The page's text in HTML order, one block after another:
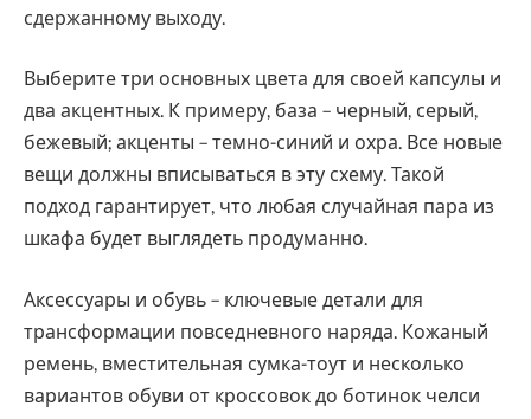
сдержанному выходу.
Выберите три основных цвета для своей капсулы и
два акцентных. К примеру, база – черный, серый,
бежевый; акценты – темно-синий и охра. Все новые
вещи должны вписываться в эту схему. Такой
подход гарантирует, что любая случайная пара из
шкафа будет выглядеть продуманно.
Аксессуары и обувь – ключевые детали для
трансформации повседневного наряда. Кожаный
ремень, вместительная сумка-тоут и несколько
вариантов обуви от кроссовок до ботинок челси